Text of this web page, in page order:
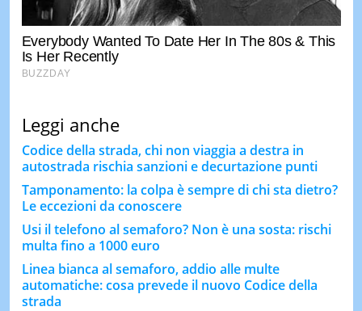
Leggi anche
Codice della strada, chi non viaggia a destra in
autostrada rischia sanzioni e decurtazione punti
Tamponamento: la colpa è sempre di chi sta dietro?
Le eccezioni da conoscere
Usi il telefono al semaforo? Non è una sosta: rischi
multa fino a 1000 euro
Linea bianca al semaforo, addio alle multe
automatiche: cosa prevede il nuovo Codice della
strada